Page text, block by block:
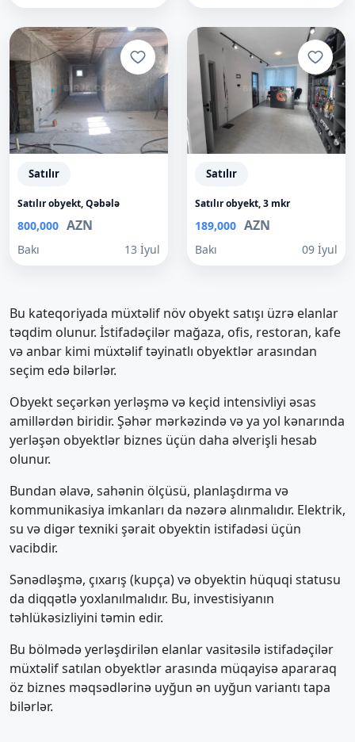
Satılır
Satılır obyekt, Qəbələ
800,000 AZN
Bakı 13 İyul
Satılır
Satılır obyekt, 3 mkr
189,000 AZN
Bakı 09 İyul
Bu kateqoriyada müxtəlif növ obyekt satışı üzrə elanlar
təqdim olunur. İstifadəçilər mağaza, ofis, restoran, kafe
və anbar kimi müxtəlif təyinatlı obyektlər arasından
seçim edə bilərlər.
Obyekt seçərkən yerləşmə və keçid intensivliyi əsas
amillərdən biridir. Şəhər mərkəzində və ya yol kənarında
yerləşən obyektlər biznes üçün daha əlverişli hesab
olunur.
Bundan əlavə, sahənin ölçüsü, planlaşdırma və
kommunikasiya imkanları da nəzərə alınmalıdır. Elektrik,
su və digər texniki şərait obyektin istifadəsi üçün
vacibdir.
Sənədləşmə, çıxarış (kupça) və obyektin hüquqi statusu
da diqqətlə yoxlanılmalıdır. Bu, investisiyanın
təhlükəsizliyini təmin edir.
Bu bölmədə yerləşdirilən elanlar vasitəsilə istifadəçilər
müxtəlif satılan obyektlər arasında müqayisə apararaq
öz biznes məqsədlərinə uyğun ən uyğun variantı tapa
bilərlər.